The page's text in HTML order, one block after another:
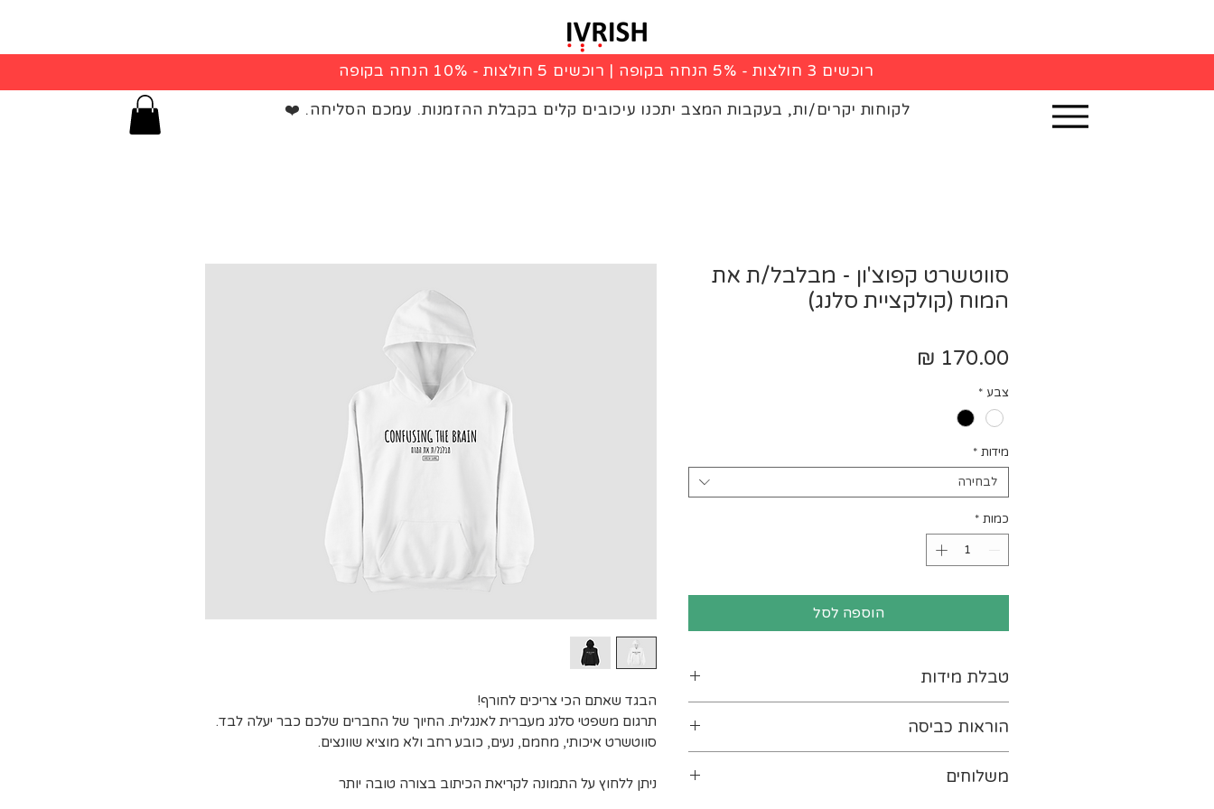
רוכשים 3 חולצות - 5% הנחה בקופה | רוכשים 5 חולצות - 10% הנחה בקופה
לקוחות יקרים/ות, בעקבות המצב יתכנו עיכובים קלים בקבלת ההזמנות. עמכם הסליחה. ❤️
הבגד שאתם הכי צריכים לחורף!
תרגום משפטי סלנג מעברית לאנגלית. החיוך של החברים שלכם כבר יעלה לבד.
סווטשרט איכותי, מחמם, נעים, כובע רחב ולא מוציא שוונצים.
ניתן ללחוץ על התמונה לקריאת הכיתוב בצורה טובה יותר
סווטשרט קפוצ'ון - מבלבל/ת את
המוח (קולקציית סלנג)
צבע *
מידות *
לבחירה
כמות *
הוספה לסל
טבלת מידות
הוראות כביסה
משלוחים